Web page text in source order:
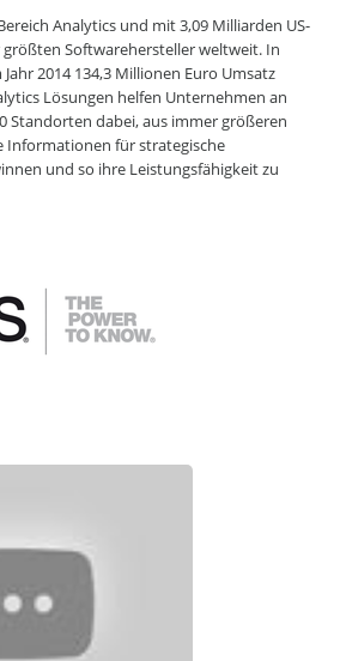
Analytics und mit 3,09 Milliarden US-
größten Softwarehersteller weltweit. In
2014 134,3 Millionen Euro Umsatz
Lösungen helfen Unternehmen an
Standorten dabei, aus immer größeren
Informationen für strategische
und so ihre Leistungsfähigkeit zu